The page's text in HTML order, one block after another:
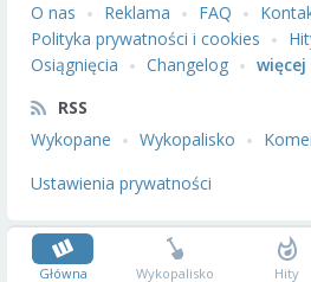
O nas
Reklama FAQ
Polityka prywatności i cookies
Osiągnięcia
Changelog
więcej
RSS
Wykopane
Wykopalisko
Ustawienia prywatności
Główna Wykopalisko Hity